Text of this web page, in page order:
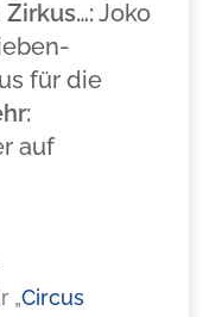
Zirkus…: Joko
für die
auf
„Circus